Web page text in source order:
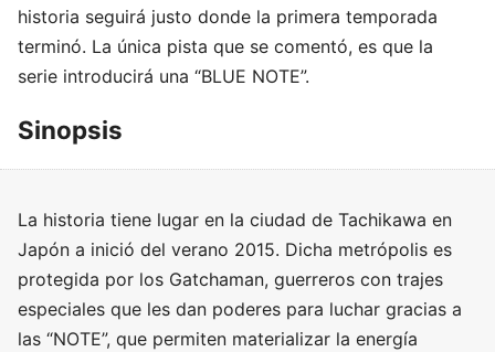
historia seguirá justo donde la primera temporada
terminó. La única pista que se comentó, es que la
serie introducirá una “BLUE NOTE”.
Sinopsis
La historia tiene lugar en la ciudad de Tachikawa en
Japón a inició del verano 2015. Dicha metrópolis es
protegida por los Gatchaman, guerreros con trajes
especiales que les dan poderes para luchar gracias a
las “NOTE”, que permiten materializar la energía